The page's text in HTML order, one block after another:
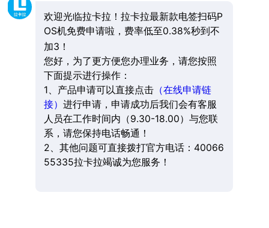
欢迎光临拉卡拉！拉卡拉最新款电签扫码P
OS机免费申请啦，费率低至0.38%秒到不
加3！
您好，为了更方便您办理业务，请您按照
下面提示进行操作：
1、产品申请可以直接点击（在线申请链
接） 进行申请，申请成功后我们会有客服
人员在工作时间内（9.30-18.00）与您联
系，请您保持电话畅通！
2、其他问题可直接拨打官方电话：40066
55335拉卡拉竭诚为您服务！